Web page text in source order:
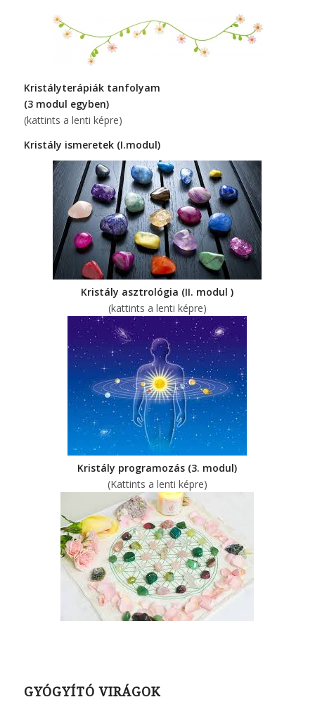
Kristályterápiák tanfolyam
(3 modul egyben)
(kattints a lenti képre)
Kristály ismeretek (I.modul)
Kristály asztrológia (II. modul )
(kattints a lenti képre)
Kristály programozás (3. modul)
(Kattints a lenti képre)
GYÓGYÍTÓ VIRÁGOK